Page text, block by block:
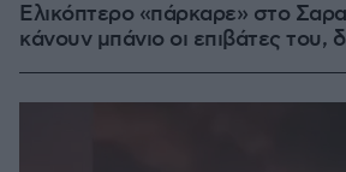
Ελικόπτερο «πάρκαρε» στο
κάνουν μπάνιο οι επιβάτες του,